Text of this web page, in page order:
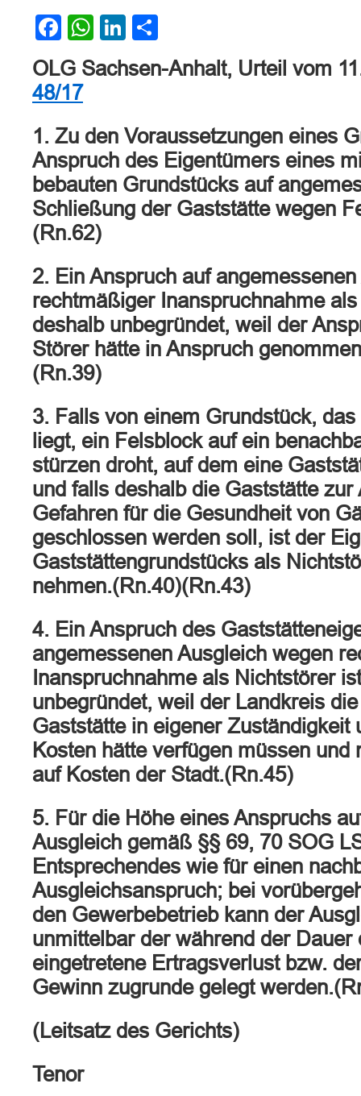
Facebook
WhatsApp
LinkedIn
OLG Sachsen-Anhalt, Urteil vom
48/17
1. Zu den Voraussetzungen eines
Anspruch des Eigentümers eines
bebauten Grundstücks auf
Schließung der Gaststätte wegen
(Rn.62)
2. Ein Anspruch auf
rechtmäßiger Inanspruchnahme
deshalb unbegründet, weil der
Störer hätte in Anspruch
(Rn.39)
3. Falls von einem Grundstück,
liegt, ein Felsblock auf ein
stürzen droht, auf dem eine
und falls deshalb die Gaststätte zur
Gefahren für die Gesundheit von
geschlossen werden soll, ist der
Gaststättengrundstücks als
nehmen.(Rn.40)(Rn.43)
4. Ein Anspruch des
angemessenen Ausgleich wegen
Inanspruchnahme als Nichtstörer
unbegründet, weil der Landkreis
Gaststätte in eigener Zuständigkeit
Kosten hätte verfügen müssen und
auf Kosten der Stadt.(Rn.45)
5. Für die Höhe eines Anspruchs
Ausgleich gemäß §§ 69, 70 SOG
Entsprechendes wie für einen
Ausgleichsanspruch; bei
den Gewerbebetrieb kann der
unmittelbar der während der Dauer
eingetretene Ertragsverlust bzw.
Gewinn zugrunde gelegt
(Leitsatz des Gerichts)
Tenor